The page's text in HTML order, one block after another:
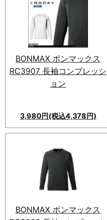
BONMAX ボンマックス
RC3907 長袖コンプレッシ
ョン
3,980円(税込4,378円)
BONMAX ボンマックス